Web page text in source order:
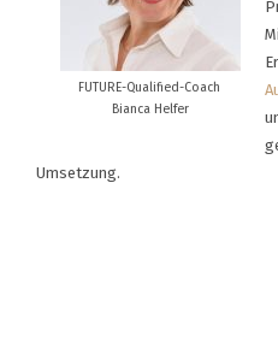
FUTURE-Qualified-Coach
Bianca Helfer
Umsetzung.